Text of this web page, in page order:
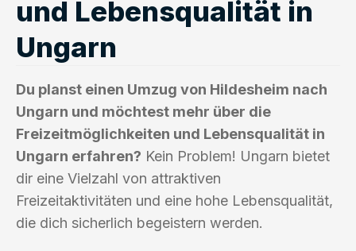
und Lebensqualität in
Ungarn
Du planst einen Umzug von Hildesheim nach
Ungarn und möchtest mehr über die
Freizeitmöglichkeiten und Lebensqualität in
Ungarn erfahren? Kein Problem! Ungarn bietet
dir eine Vielzahl von attraktiven
Freizeitaktivitäten und eine hohe Lebensqualität,
die dich sicherlich begeistern werden.